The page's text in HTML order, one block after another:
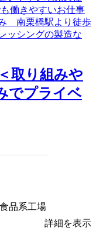
取り組みや
でプライベ
品系工場
詳細を表示